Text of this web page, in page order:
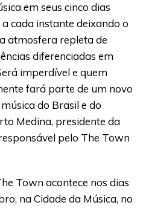
em seus cinco dias
cada instante deixando o
atmosfera repleta de
diferenciadas em
imperdível e quem
fará parte de um novo
do Brasil e do
Medina, presidente da
pelo The Town
Town acontece nos dias
na Cidade da Música, no